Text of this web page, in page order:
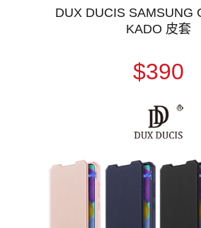
DUX DUCIS SAMSUNG
KADO 皮套
$390